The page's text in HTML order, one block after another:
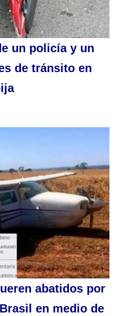
un policía y un
de tránsito en
abatidos por
en medio de